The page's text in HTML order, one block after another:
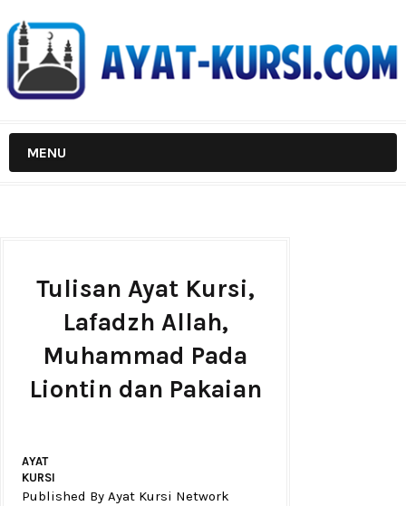
MENU
Tulisan Ayat Kursi,
Lafadzh Allah,
Muhammad Pada
Liontin dan Pakaian
AYAT
KURSI
Published By Ayat Kursi Network